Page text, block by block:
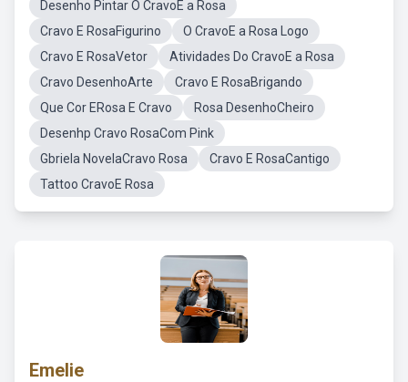
Desenho Pintar O CravoE a Rosa
Cravo E RosaFigurino
O CravoE a Rosa Logo
Cravo E RosaVetor
Atividades Do CravoE a Rosa
Cravo DesenhoArte
Cravo E RosaBrigando
Que Cor ERosa E Cravo
Rosa DesenhoCheiro
Desenhp Cravo RosaCom Pink
Gbriela NovelaCravo Rosa
Cravo E RosaCantigo
Tattoo CravoE Rosa
Emelie